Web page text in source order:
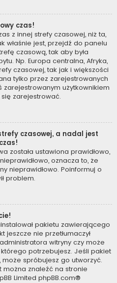
czas!
z innej strefy czasowej, niż ta,
właśnie jest, przejdź do panelu
czasową, tak aby była
Np. Europa centralna, Afryka,
czasowej, tak jak i większości
tylko przez zarejestrowanych
zarejestrowanym użytkownikiem
zarejestrować.
czasowej, a nadal jest
została ustawiona prawidłowo,
oznacza to, że
nieprawidłowo. Poinformuj o
problem.
pakietu zawierającego
jeszcze nie przetłumaczył
witryny czy może
potrzebujesz. Jeśli pakiet
spróbujesz go utworzyć.
znaleźć na stronie
Limited phpBB.com®